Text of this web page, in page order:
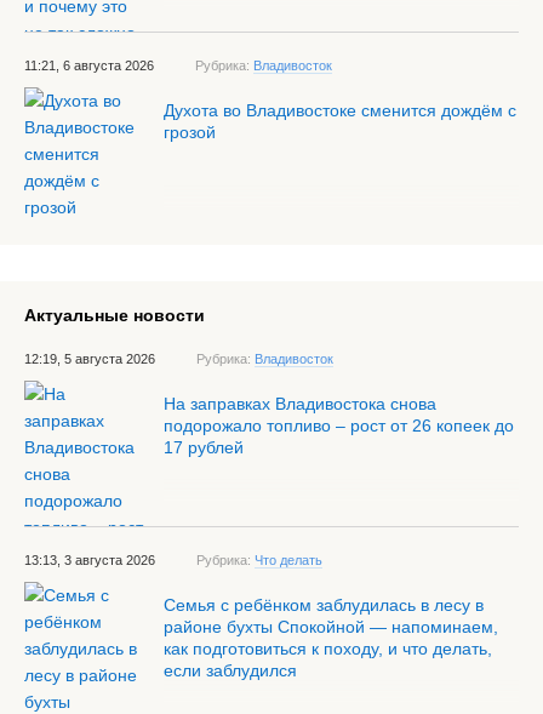
11:21, 6 августа 2026 Рубрика: Владивосток
Духота во Владивостоке сменится дождём с
грозой
Актуальные новости
12:19, 5 августа 2026 Рубрика: Владивосток
На заправках Владивостока снова
подорожало топливо – рост от 26 копеек до
17 рублей
13:13, 3 августа 2026 Рубрика: Что делать
Семья с ребёнком заблудилась в лесу в
районе бухты Спокойной — напоминаем,
как подготовиться к походу, и что делать,
если заблудился